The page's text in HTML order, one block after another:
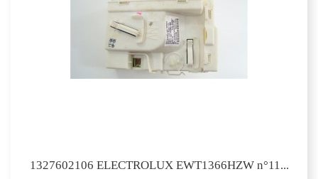
1327602106 ELECTROLUX EWT1366HZW n°11...